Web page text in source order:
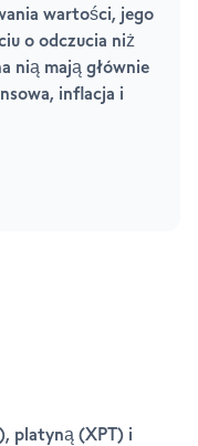
wartości, jego
o odczucia niż
nią mają głównie
inflacja i
platyną (XPT) i